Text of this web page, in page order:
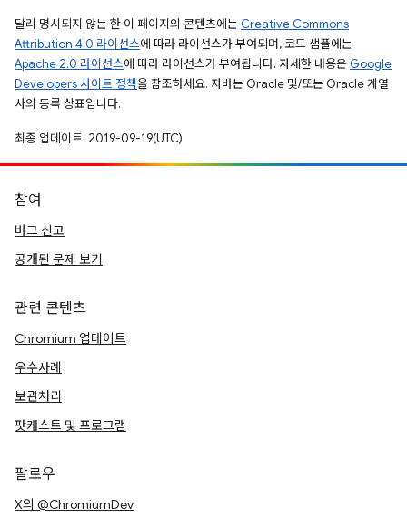
달리 명시되지 않는 한 이 페이지의 콘텐츠에는 Creative Commons
Attribution 4.0 라이선스에 따라 라이선스가 부여되며, 코드 샘플에는
Apache 2.0 라이선스에 따라 라이선스가 부여됩니다. 자세한 내용은 Google
Developers 사이트 정책을 참조하세요. 자바는 Oracle 및/또는 Oracle 계열
사의 등록 상표입니다.
최종 업데이트: 2019-09-19(UTC)
참여
버그 신고
공개된 문제 보기
관련 콘텐츠
Chromium 업데이트
우수사례
보관처리
팟캐스트 및 프로그램
팔로우
X의 @ChromiumDev